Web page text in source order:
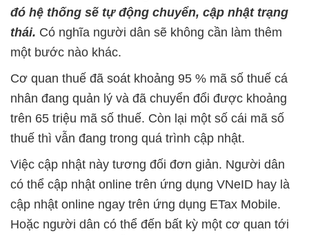
đó hệ thống sẽ tự động chuyển, cập nhật trạng
thái. Có nghĩa người dân sẽ không cần làm thêm
một bước nào khác.
Cơ quan thuế đã soát khoảng 95 % mã số thuế cá
nhân đang quản lý và đã chuyển đổi được khoảng
trên 65 triệu mã số thuế. Còn lại một số cái mã số
thuế thì vẫn đang trong quá trình cập nhật.
Việc cập nhật này tương đối đơn giản. Người dân
có thể cập nhật online trên ứng dụng VNeID hay là
cập nhật online ngay trên ứng dụng ETax Mobile.
Hoặc người dân có thể đến bất kỳ một cơ quan tới